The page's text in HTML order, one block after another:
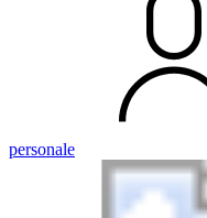
personale